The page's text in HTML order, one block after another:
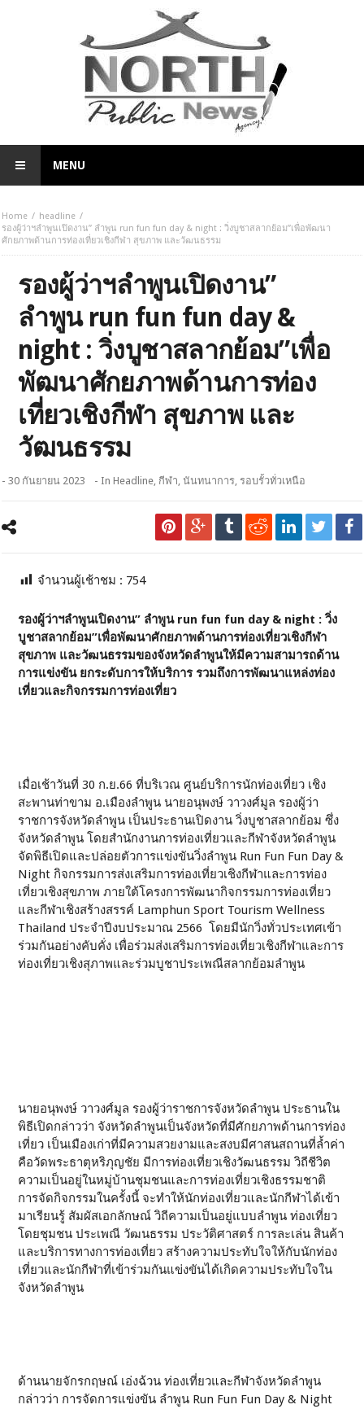
MENU
Home
headline
รองผู้ว่าฯลำพูนเปิดงาน” ลำพูน run fun fun day & night : วิ่งบูชาสลากย้อม”เพื่อพัฒนา
ศักยภาพด้านการท่องเที่ยวเชิงกีฬา สุขภาพ และวัฒนธรรม
รองผู้ว่าฯลำพูนเปิดงาน”
ลำพูน run fun fun day &
night : วิ่งบูชาสลากย้อม”เพื่อ
พัฒนาศักยภาพด้านการท่อง
เที่ยวเชิงกีฬา สุขภาพ และ
วัฒนธรรม
- 30 กันยายน 2023 - InHeadline, กีฬา,นันทนาการ, รอบรั้วทั่วเหนือ
จำนวนผู้เช้าชม : 754
รองผู้ว่าฯลำพูนเปิดงาน” ลำพูน run fun fun day & night : วิ่ง
บูชาสลากย้อม”เพื่อพัฒนาศักยภาพด้านการท่องเที่ยวเชิงกีฬา
สุขภาพ และวัฒนธรรมของจังหวัดลำพูนให้มีความสามารถด้าน
การแข่งขัน ยกระดับการให้บริการ รวมถึงการพัฒนาแหล่งท่อง
เที่ยวและกิจกรรมการท่องเที่ยว
เมื่อเช้าวันที่ 30 ก.ย.66 ที่บริเวณ ศูนย์บริการนักท่องเที่ยว เชิง
สะพานท่าขาม อ.เมืองลำพูน นายอนุพงษ์ วาวงศ์มูล รองผู้ว่า
ราชการจังหวัดลำพูน เป็นประธานเปิดงาน วิ่งบูชาสลากย้อม ซึ่ง
จังหวัดลำพูน โดยสำนักงานการท่องเที่ยวและกีฬาจังหวัดลำพูน
จัดพิธีเปิดและปล่อยตัวการแข่งขันวิ่งลำพูน Run Fun Fun Day &
Night กิจกรรมการส่งเสริมการท่องเที่ยวเชิงกีฬาและการท่อง
เที่ยวเชิงสุขภาพ ภายใต้โครงการพัฒนากิจกรรมการท่องเที่ยว
และกีฬาเชิงสร้างสรรค์ Lamphun Sport Tourism Wellness
Thailand ประจำปีงบประมาณ 2566 โดยมีนักวิ่งทั่วประเทศเข้า
ร่วมกันอย่างคับคั่ง เพื่อร่วมส่งเสริมการท่องเที่ยวเชิงกีฬาและการ
ท่องเที่ยวเชิงสุภาพและร่วมบูชาประเพณีสลากย้อมลำพูน
นายอนุพงษ์ วาวงศ์มูล รองผู้ว่าราชการจังหวัดลำพูน ประธานใน
พิธีเปิดกล่าวว่า จังหวัดลำพูนเป็นจังหวัดที่มีศักยภาพด้านการท่อง
เที่ยว เป็นเมืองเก่าที่มีความสวยงามและสงบมีศาสนสถานที่ล้ำค่า
คือวัดพระธาตุหริภุญชัย มีการท่องเที่ยวเชิงวัฒนธรรม วิถีชีวิต
ความเป็นอยู่ในหมู่บ้านชุมชนและการท่องเที่ยวเชิงธรรมชาติ
การจัดกิจกรรมในครั้งนี้ จะทำให้นักท่องเที่ยวและนักกีฬาได้เข้า
มาเรียนรู้ สัมผัสเอกลักษณ์ วิถีความเป็นอยู่แบบลำพูน ท่องเที่ยว
โดยชุมชน ประเพณี วัฒนธรรม ประวัติศาสตร์ การละเล่น สินค้า
และบริการทางการท่องเที่ยว สร้างความประทับใจให้กับนักท่อง
เที่ยวและนักกีฬาที่เข้าร่วมกันแข่งขันได้เกิดความประทับใจใน
จังหวัดลำพูน
ด้านนายจักรกฤษณ์ เอ่งฉ้วน ท่องเที่ยวและกีฬาจังหวัดลำพูน
กล่าวว่า การจัดการแข่งขัน ลำพูน Run Fun Fun Day & Night